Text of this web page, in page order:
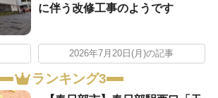
に伴う改修工事のようです
2026年7月20日(月)の記事
ランキング3